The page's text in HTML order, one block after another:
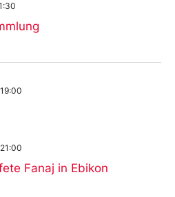
19:00
Fanaj in Ebikon
21:00